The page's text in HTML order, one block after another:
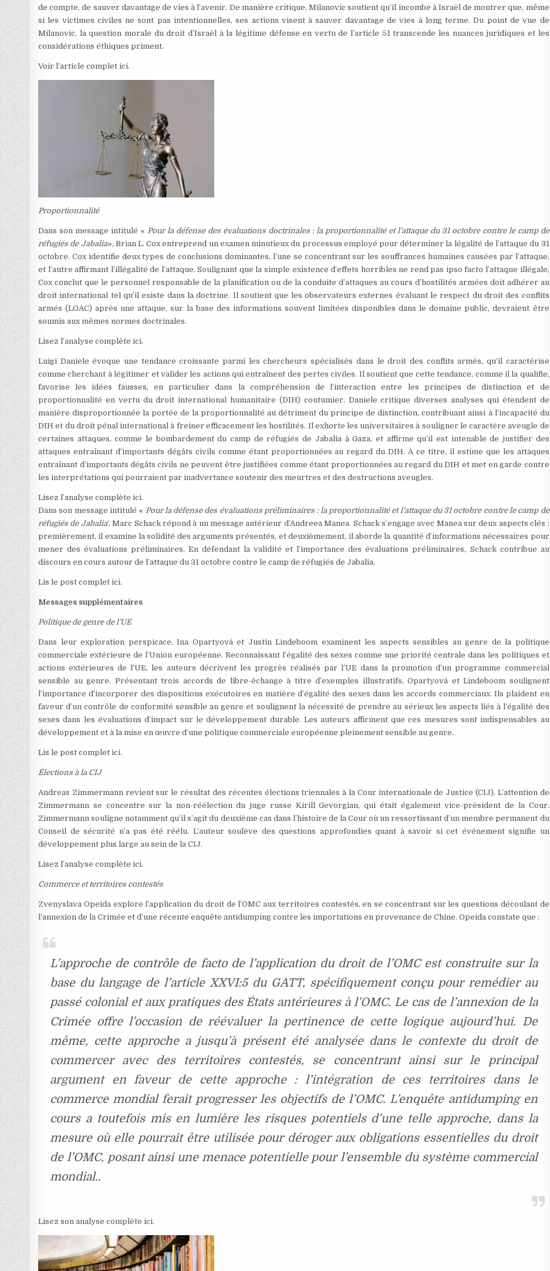
de compte, de sauver davantage de vies à l’avenir. De manière critique, Milanovic soutient qu’il incombe à Israël de montrer que, même
si les victimes civiles ne sont pas intentionnelles, ses actions visent à sauver davantage de vies à long terme. Du point de vue de
Milanovic, la question morale du droit d’Israël à la légitime défense en vertu de l’article 51 transcende les nuances juridiques et les
considérations éthiques priment.
Voir l’article complet ici.
Proportionnalité
Dans son message intitulé « Pour la défense des évaluations doctrinales : la proportionnalité et l’attaque du 31 octobre contre le camp de
réfugiés de Jabalia», Brian L. Cox entreprend un examen minutieux du processus employé pour déterminer la légalité de l’attaque du 31
octobre. Cox identifie deux types de conclusions dominantes, l’une se concentrant sur les souffrances humaines causées par l’attaque,
et l’autre affirmant l’illégalité de l’attaque. Soulignant que la simple existence d’effets horribles ne rend pas ipso facto l’attaque illégale,
Cox conclut que le personnel responsable de la planification ou de la conduite d’attaques au cours d’hostilités armées doit adhérer au
droit international tel qu’il existe dans la doctrine. Il soutient que les observateurs externes évaluant le respect du droit des conflits
armés (LOAC) après une attaque, sur la base des informations souvent limitées disponibles dans le domaine public, devraient être
soumis aux mêmes normes doctrinales.
Lisez l’analyse complète ici.
Luigi Daniele évoque une tendance croissante parmi les chercheurs spécialisés dans le droit des conflits armés, qu’il caractérise
comme cherchant à légitimer et valider les actions qui entraînent des pertes civiles. Il soutient que cette tendance, comme il la qualifie,
favorise les idées fausses, en particulier dans la compréhension de l’interaction entre les principes de distinction et de
proportionnalité en vertu du droit international humanitaire (DIH) coutumier. Daniele critique diverses analyses qui étendent de
manière disproportionnée la portée de la proportionnalité au détriment du principe de distinction, contribuant ainsi à l’incapacité du
DIH et du droit pénal international à freiner efficacement les hostilités. Il exhorte les universitaires à souligner le caractère aveugle de
certaines attaques, comme le bombardement du camp de réfugiés de Jabalia à Gaza, et affirme qu’il est intenable de justifier des
attaques entraînant d’importants dégâts civils comme étant proportionnées au regard du DIH. À ce titre, il estime que les attaques
entraînant d’importants dégâts civils ne peuvent être justifiées comme étant proportionnées au regard du DIH et met en garde contre
les interprétations qui pourraient par inadvertance soutenir des meurtres et des destructions aveugles.
Lisez l’analyse complète ici.
Dans son message intitulé « Pour la défense des évaluations préliminaires : la proportionnalité et l’attaque du 31 octobre contre le camp de
réfugiés de Jabalia‘, Marc Schack répond à un message antérieur d’Andreea Manea. Schack s’engage avec Manea sur deux aspects clés :
premièrement, il examine la solidité des arguments présentés, et deuxièmement, il aborde la quantité d’informations nécessaires pour
mener des évaluations préliminaires. En défendant la validité et l’importance des évaluations préliminaires, Schack contribue au
discours en cours autour de l’attaque du 31 octobre contre le camp de réfugiés de Jabalia.
Lis le post complet ici.
Messages supplémentaires
Politique de genre de l’UE
Dans leur exploration perspicace, Ina Opartyová et Justin Lindeboom examinent les aspects sensibles au genre de la politique
commerciale extérieure de l’Union européenne. Reconnaissant l’égalité des sexes comme une priorité centrale dans les politiques et
actions extérieures de l’UE, les auteurs décrivent les progrès réalisés par l’UE dans la promotion d’un programme commercial
sensible au genre. Présentant trois accords de libre-échange à titre d’exemples illustratifs, Opartyová et Lindeboom soulignent
l’importance d’incorporer des dispositions exécutoires en matière d’égalité des sexes dans les accords commerciaux. Ils plaident en
faveur d’un contrôle de conformité sensible au genre et soulignent la nécessité de prendre au sérieux les aspects liés à l’égalité des
sexes dans les évaluations d’impact sur le développement durable. Les auteurs affirment que ces mesures sont indispensables au
développement et à la mise en œuvre d’une politique commerciale européenne pleinement sensible au genre.
Lis le post complet ici.
Élections à la CIJ
Andreas Zimmermann revient sur le résultat des récentes élections triennales à la Cour internationale de Justice (CIJ). L’attention de
Zimmermann se concentre sur la non-réélection du juge russe Kirill Gevorgian, qui était également vice-président de la Cour.
Zimmermann souligne notamment qu’il s’agit du deuxième cas dans l’histoire de la Cour où un ressortissant d’un membre permanent du
Conseil de sécurité n’a pas été réélu. L’auteur soulève des questions approfondies quant à savoir si cet événement signifie un
développement plus large au sein de la CIJ.
Lisez l’analyse complète ici.
Commerce et territoires contestés
Zvenyslava Opeida explore l’application du droit de l’OMC aux territoires contestés, en se concentrant sur les questions découlant de
l’annexion de la Crimée et d’une récente enquête antidumping contre les importations en provenance de Chine. Opeida constate que :
L’approche de contrôle de facto de l’application du droit de l’OMC est construite sur la
base du langage de l’article XXVI:5 du GATT, spécifiquement conçu pour remédier au
passé colonial et aux pratiques des États antérieures à l’OMC. Le cas de l’annexion de la
Crimée offre l’occasion de réévaluer la pertinence de cette logique aujourd’hui. De
même, cette approche a jusqu’à présent été analysée dans le contexte du droit de
commercer avec des territoires contestés, se concentrant ainsi sur le principal
argument en faveur de cette approche : l’intégration de ces territoires dans le
commerce mondial ferait progresser les objectifs de l’OMC. L’enquête antidumping en
cours a toutefois mis en lumière les risques potentiels d’une telle approche, dans la
mesure où elle pourrait être utilisée pour déroger aux obligations essentielles du droit
de l’OMC, posant ainsi une menace potentielle pour l’ensemble du système commercial
mondial..
Lisez son analyse complète ici.